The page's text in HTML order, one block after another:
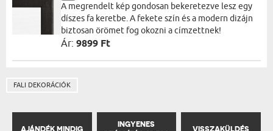
A megrendelt kép gondosan bekeretezve lesz egy
díszes fa keretbe. A fekete szín és a modern dizájn
biztosan örömet fog okozni a címzettnek!
Ár: 9899 Ft
FALI DEKORÁCIÓK
AJÁNDÉK MINDIG
INGYENES
VISSZAKÜLDÉS